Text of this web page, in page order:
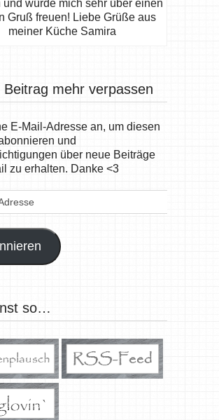
und würde mich sehr über einen
Gruß freuen! Liebe Grüße aus
meiner Küche Samira
Beitrag mehr verpassen
E-Mail-Adresse an, um diesen
und
über neue Beiträge
zu erhalten. Danke <3
so…